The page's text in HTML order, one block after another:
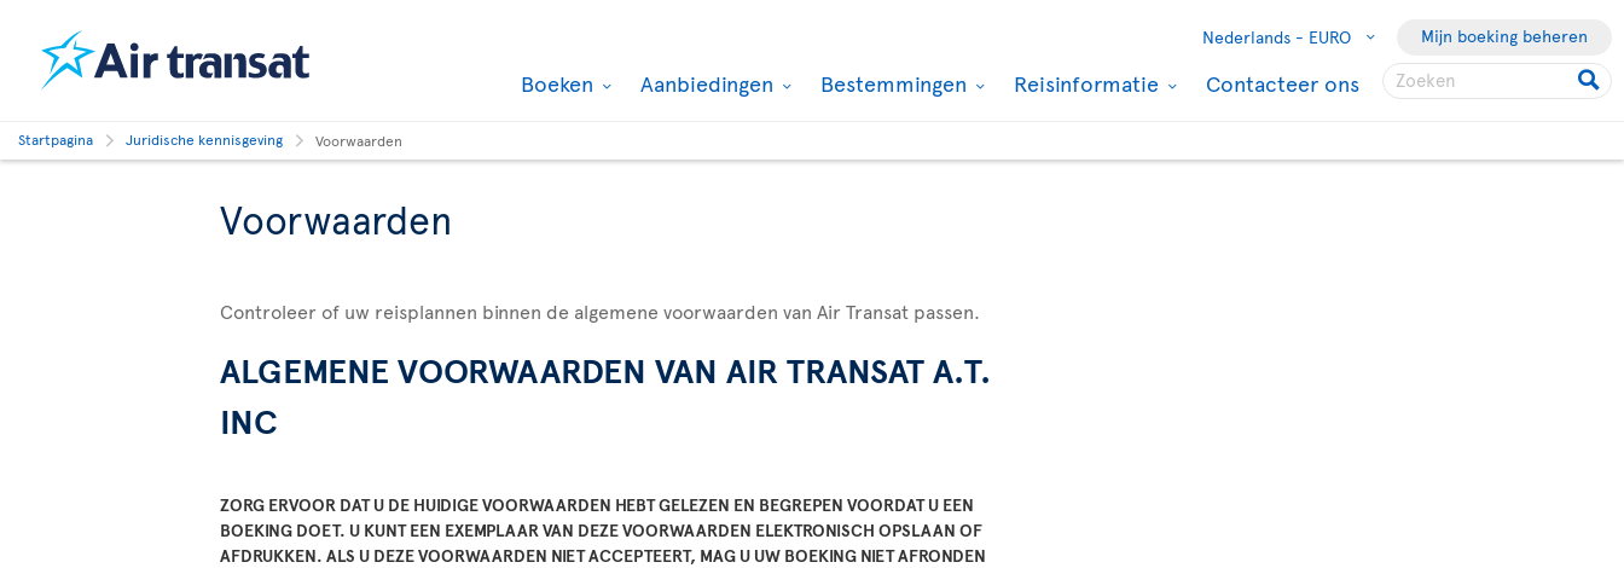
Nederlands - EURO Mijn boeking beheren
Boeken Aanbiedingen Bestemmingen Reisinformatie Contacteer ons
Startpagina Juridische kennisgeving Voorwaarden
Voorwaarden
Controleer of uw reisplannen binnen de algemene voorwaarden van Air Transat passen.
ALGEMENE VOORWAARDEN VAN AIR TRANSAT A.T.
INC
ZORG ERVOOR DAT U DE HUIDIGE VOORWAARDEN HEBT GELEZEN EN BEGREPEN VOORDAT U EEN
BOEKING DOET. U KUNT EEN EXEMPLAAR VAN DEZE VOORWAARDEN ELEKTRONISCH OPSLAAN OF
AFDRUKKEN. ALS U DEZE VOORWAARDEN NIET ACCEPTEERT, MAG U UW BOEKING NIET AFRONDEN